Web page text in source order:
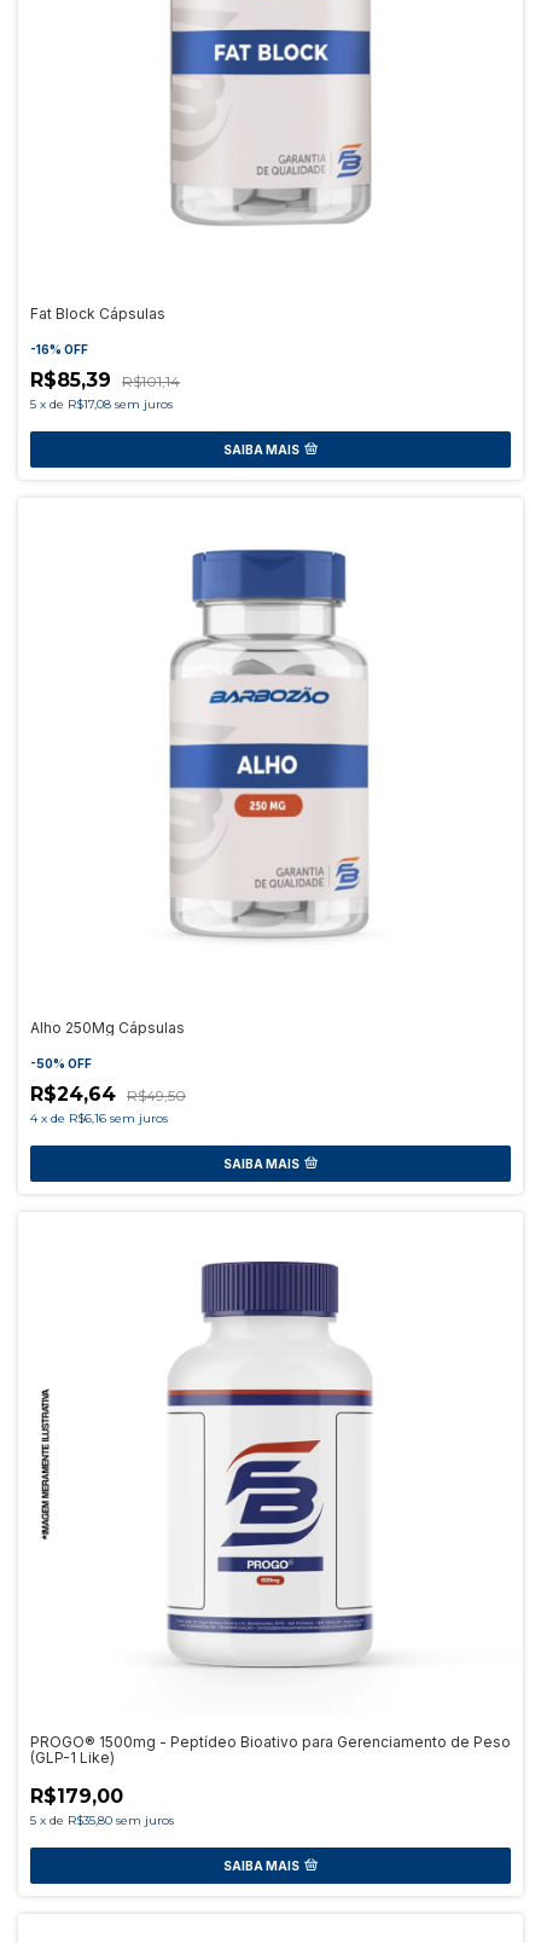
Fat Block Cápsulas
-16% OFF
R$85,39 R$101,14
5 x de R$17,08 sem juros
SAIBA MAIS
Alho 250Mg Cápsulas
-50% OFF
R$24,64 R$49,50
4 x de R$6,16 sem juros
SAIBA MAIS
PROGO® 1500mg - Peptídeo Bioativo para Gerenciamento de Peso
(GLP-1 Like)
R$179,00
5 x de R$35,80 sem juros
SAIBA MAIS